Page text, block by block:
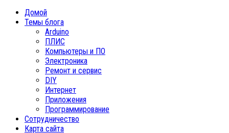
Домой
Темы блога
Arduino
ПЛИС
Компьютеры и ПО
Электроника
Ремонт и сервис
DIY
Интернет
Приложения
Программирование
Сотрудничество
Карта сайта